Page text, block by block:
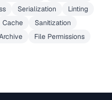
Serialization
Linting
Cache
Sanitization
File Permissions